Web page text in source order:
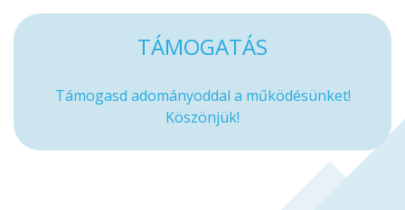
TÁMOGATÁS
Támogasd adományoddal a működésünket!
Köszönjük!